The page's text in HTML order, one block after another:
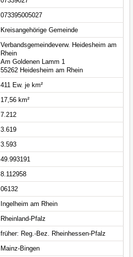
073395005027
Kreisangehörige Gemeinde
Verbandsgemeindeverw. Heidesheim am
Rhein
Am Goldenen Lamm 1
55262 Heidesheim am Rhein
411 Ew. je km²
17,56 km²
7.212
3.619
3.593
49.993191
8.112958
06132
Ingelheim am Rhein
Rheinland-Pfalz
früher: Reg.-Bez. Rheinhessen-Pfalz
Mainz-Bingen